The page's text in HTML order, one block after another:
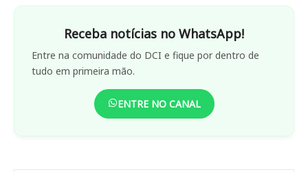
Receba notícias no WhatsApp!
Entre na comunidade do DCI e fique por dentro de
tudo em primeira mão.
ENTRE NO CANAL